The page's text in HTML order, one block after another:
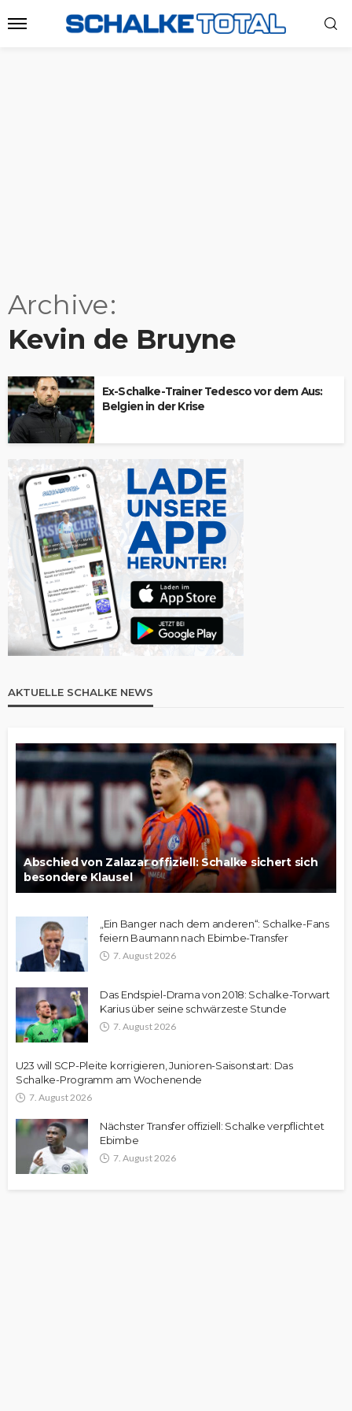
Archive
Kevin de Bruyne
Ex-Schalke-Trainer Tedesco vor dem Aus:
Belgien in der Krise
AKTUELLE SCHALKE NEWS
Abschied von Zalazar offiziell: Schalke sichert sich
besondere Klausel
„Ein Banger nach dem anderen“: Schalke-Fans
feiern Baumann nach Ebimbe-Transfer
7. August 2026
Das Endspiel-Drama von 2018: Schalke-Torwart
Karius über seine schwärzeste Stunde
7. August 2026
U23 will SCP-Pleite korrigieren, Junioren-Saisonstart: Das
Schalke-Programm am Wochenende
7. August 2026
Nächster Transfer offiziell: Schalke verpflichtet
Ebimbe
7. August 2026